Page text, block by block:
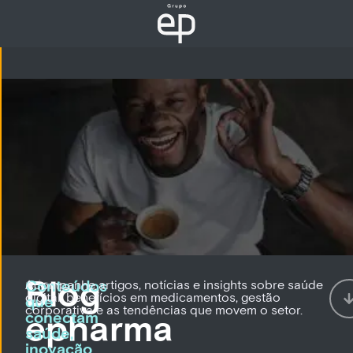
INÍCIO
›
Blog
epharma
Conteúdos
que
conectam
saúde,
Acompanhe artigos, notícias e insights sobre saúde
digital, benefícios em medicamentos, gestão
corporativa e as tendências que movem o setor.